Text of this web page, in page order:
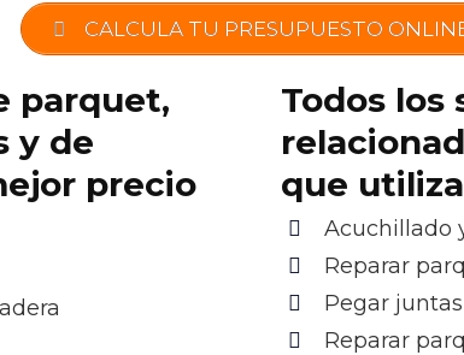
CALCULA TU PRESUPUESTO
parquet,
y de
precio
Todos los
que
Acuchillado
Reparar
Pegar
Reparar